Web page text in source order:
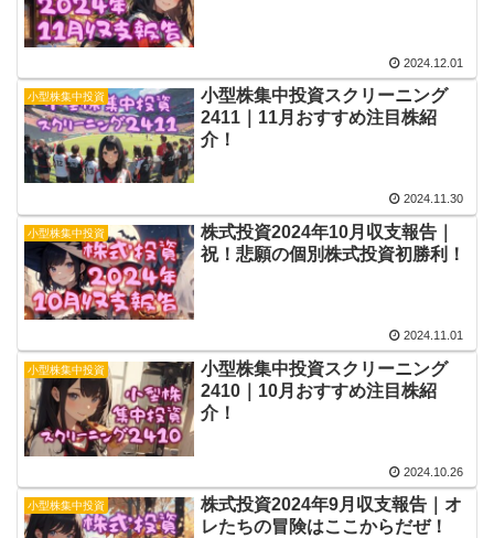
2024.12.01
小型株集中投資
小型株集中投資スクリーニング
2411｜11月おすすめ注目株紹
介！
2024.11.30
小型株集中投資
株式投資2024年10月収支報告｜
祝！悲願の個別株式投資初勝利！
2024.11.01
小型株集中投資
小型株集中投資スクリーニング
2410｜10月おすすめ注目株紹
介！
2024.10.26
小型株集中投資
株式投資2024年9月収支報告｜オ
レたちの冒険はここからだぜ！